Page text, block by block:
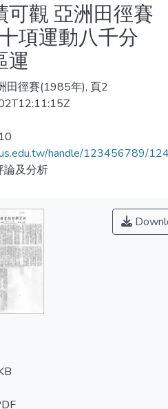
可觀 亞洲田徑賽
項運動八千分
運
田徑賽(1985年), 頁2
handle/123456789/
論及分析